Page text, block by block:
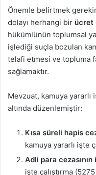
Önemle belirtmek
dolayı herhangi bir ücret
hükümlünün toplumsal
işlediği suçla bozulan
telafi etmesi ve topluma
sağlamaktır.
Mevzuat, kamuya yararlı
altında düzenlemiştir:
Kısa süreli hapis
kamuya yararlı işte
Adli para cezasının
işte çalıştırma